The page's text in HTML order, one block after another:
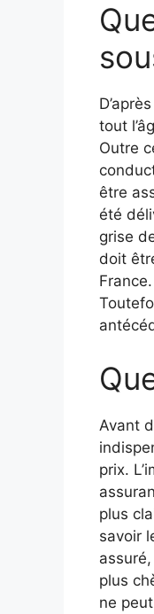
tout
Outre
être
été
grise
doit
Avant
prix.
plus
savoir
plus
ne